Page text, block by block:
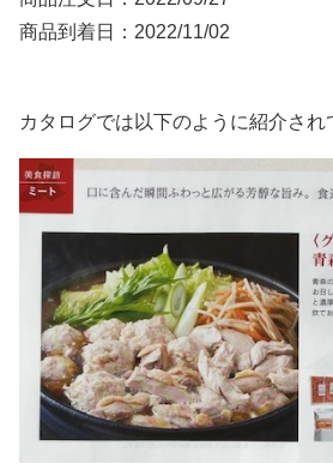
商品到着日：2022/11/02
カタログでは以下のように紹介され